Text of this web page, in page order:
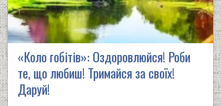
«Коло гобітів»: Оздоровлюйся! Роби
те, що любиш! Тримайся за своїх!
Даруй!